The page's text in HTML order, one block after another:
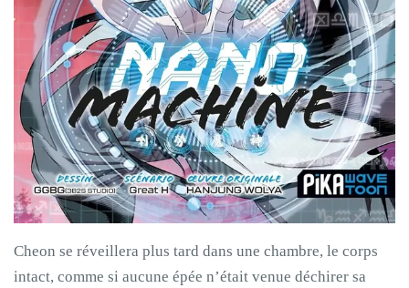
Cheon se réveillera plus tard dans une chambre, le corps
intact, comme si aucune épée n’était venue déchirer sa